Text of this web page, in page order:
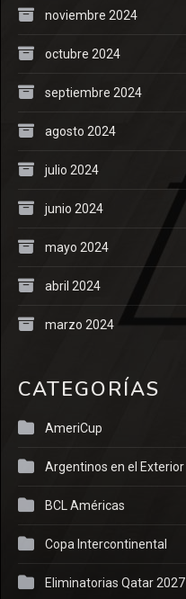
noviembre 2024
octubre 2024
septiembre 2024
agosto 2024
julio 2024
junio 2024
mayo 2024
abril 2024
marzo 2024
CATEGORÍAS
AmeriCup
Argentinos en el Exterior
BCL Américas
Copa Intercontinental
Eliminatorias Qatar 2027